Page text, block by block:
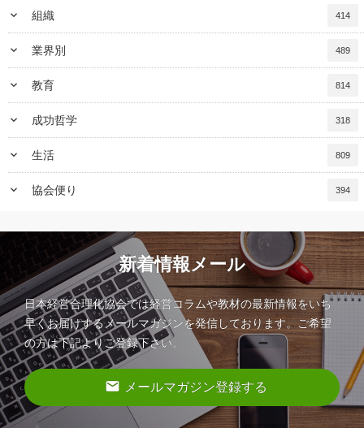
keyboard_arrow_down 組織 414
keyboard_arrow_down 業界別 489
keyboard_arrow_down 教育 814
keyboard_arrow_down 成功哲学 318
keyboard_arrow_down 生活 809
keyboard_arrow_down 協会便り 394
新着情報メール
日本経営合理化協会では経営コラムや教材の最新情報をいち
早くお届けするメールマガジンを発信しております。ご希望
の方は下記よりご登録下さい。
email メールマガジン登録する